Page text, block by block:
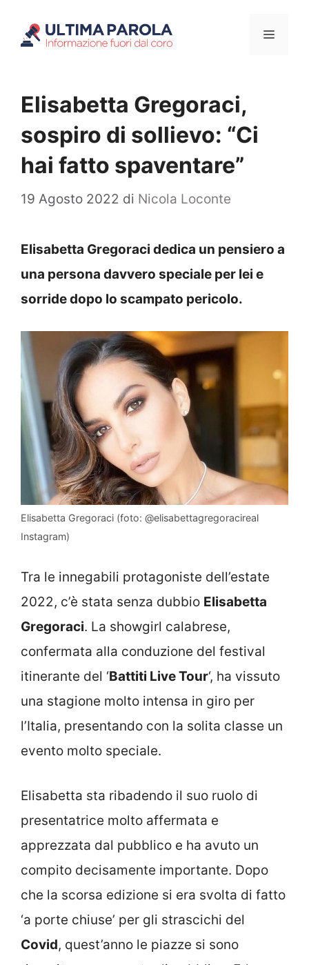
Menu
Elisabetta Gregoraci,
sospiro di sollievo: “Ci
hai fatto spaventare”
19 Agosto 2022 di Nicola Loconte
Elisabetta Gregoraci dedica un pensiero a
una persona davvero speciale per lei e
sorride dopo lo scampato pericolo.
Elisabetta Gregoraci (foto: @elisabettagregoracireal
Instagram)
Tra le innegabili protagoniste dell’estate
2022, c’è stata senza dubbio Elisabetta
Gregoraci. La showgirl calabrese,
confermata alla conduzione del festival
itinerante del ‘Battiti Live Tour‘, ha vissuto
una stagione molto intensa in giro per
l’Italia, presentando con la solita classe un
evento molto speciale.
Elisabetta sta ribadendo il suo ruolo di
presentatrice molto affermata e
apprezzata dal pubblico e ha avuto un
compito decisamente importante. Dopo
che la scorsa edizione si era svolta di fatto
‘a porte chiuse’ per gli strascichi del
Covid, quest’anno le piazze si sono